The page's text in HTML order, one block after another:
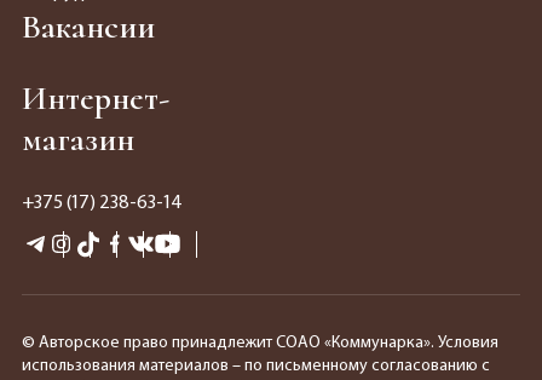
Вакансии
Интернет-
магазин
+375 (17) 238-63-14
© Авторское право принадлежит СОАО «Коммунарка». Условия
использования материалов – по письменному согласованию с